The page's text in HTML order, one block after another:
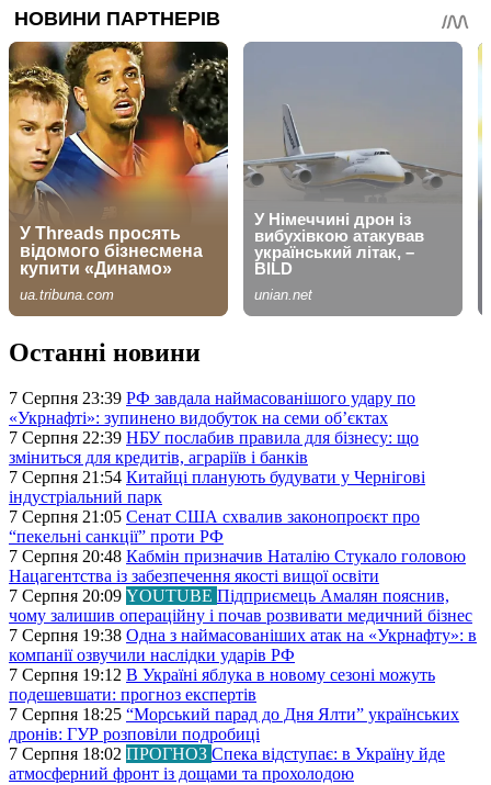
Останні новини
7 Серпня 23:39 РФ завдала наймасованішого удару по
«Укрнафті»: зупинено видобуток на семи об’єктах
7 Серпня 22:39 НБУ послабив правила для бізнесу: що
зміниться для кредитів, аграріїв і банків
7 Серпня 21:54 Китайці планують будувати у Чернігові
індустріальний парк
7 Серпня 21:05 Сенат США схвалив законопроєкт про
“пекельні санкції” проти РФ
7 Серпня 20:48 Кабмін призначив Наталію Стукало головою
Нацагентства із забезпечення якості вищої освіти
7 Серпня 20:09 YOUTUBE Підприємець Амалян пояснив,
чому залишив операційну і почав розвивати медичний бізнес
7 Серпня 19:38 Одна з наймасованіших атак на «Укрнафту»: в
компанії озвучили наслідки ударів РФ
7 Серпня 19:12 В Україні яблука в новому сезоні можуть
подешевшати: прогноз експертів
7 Серпня 18:25 “Морський парад до Дня Ялти” українських
дронів: ГУР розповіли подробиці
7 Серпня 18:02 ПРОГНОЗ Спека відступає: в Україну йде
атмосферний фронт із дощами та прохолодою